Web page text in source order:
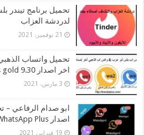
لدردشة العزاب
21 نوفمبر، 2021
اخر اصدار whatsapp plus gold 9.30
3 مارس، 2021
اصدار WhatsApp Plus لابو صدام
19 فبراير، 2021